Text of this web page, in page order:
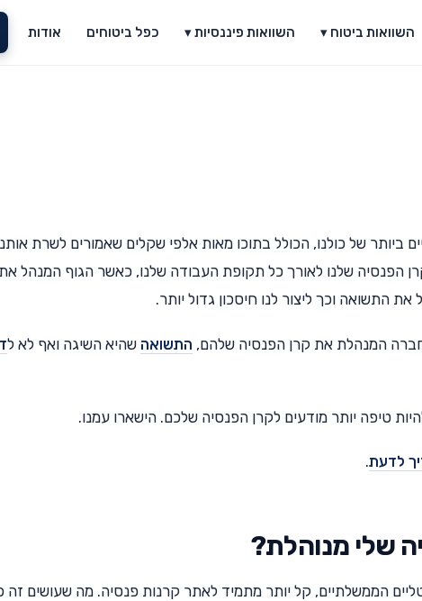
השוואות ביטוח ▾ השוואות פיננסיות ▾ כפל ביטוחים אודות
ביותר של כולנו, הכולל בתוכו מאות אלפי שקלים שאמורים לשרת
הפנסיה שלנו לאורך כל תקופת העבודה שלנו, כאשר הגוף המנהל
התשואה וכך ליצור לנו חיסכון גדול יותר.
המנהלת את קרן הפנסיה שלהם, התשואה שהיא השיגה ואף לא ל
טיפה יותר מודעים לקרן הפנסיה שלכם. הישארו עמנו.
לדעת.
שלי מנוהלת?
הממשלתיים, קל יותר מתמיד לאתר קרנות פנסיה. מה שעושים זה